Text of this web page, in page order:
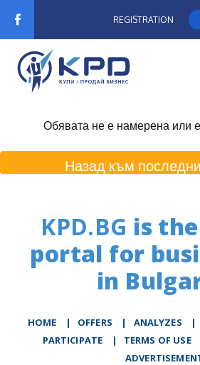
REGISTRATION
Обявата не е намерена или
Назад към
KPD.BG is
portal for
in
HOME | OFFERS | АNALYZES |
PARTICIPATE
| TERMS OF USE